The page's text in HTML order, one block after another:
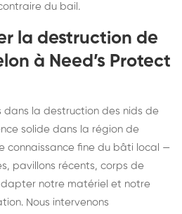
du bail.
la destruction de
à Need’s Protect
dans la destruction des nids de
solide dans la région de
connaissance fine du bâti local —
pavillons récents, corps de
notre matériel et notre
Nous intervenons